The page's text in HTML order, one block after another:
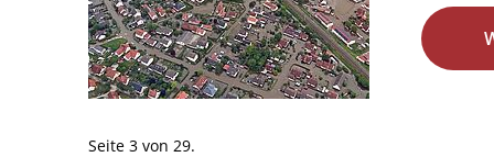
Seite 3 von 29.